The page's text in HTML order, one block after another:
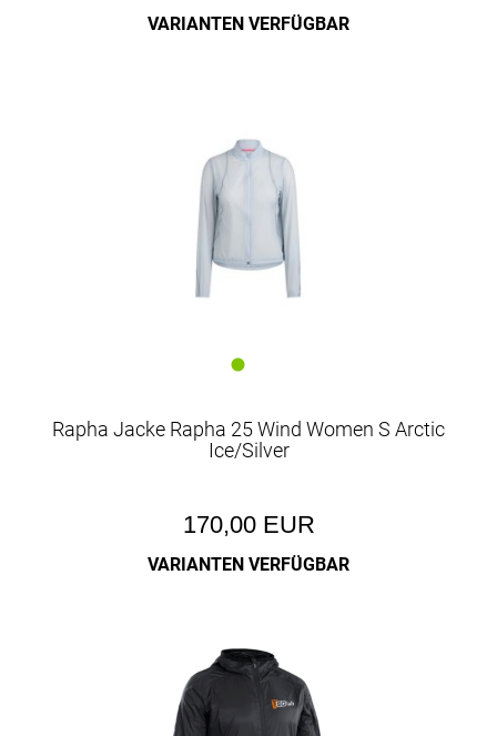
VARIANTEN VERFÜGBAR
Rapha Jacke Rapha 25 Wind Women S Arctic
Ice/Silver
170,00 EUR
VARIANTEN VERFÜGBAR